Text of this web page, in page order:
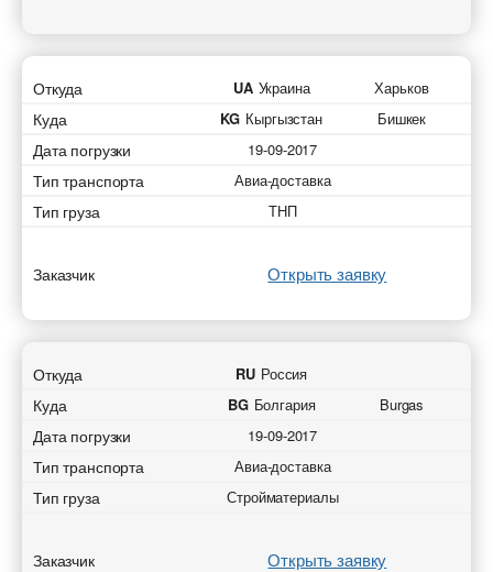
Откуда UA Украина Харьков
Куда KG Кыргызстан Бишкек
Дата погрузки 19-09-2017
Тип транспорта Авиа-доставка
Тип груза ТНП
Заказчик Открыть заявку
Откуда RU Россия
Куда BG Болгария Burgas
Дата погрузки 19-09-2017
Тип транспорта Авиа-доставка
Тип груза Стройматериалы
Заказчик Открыть заявку